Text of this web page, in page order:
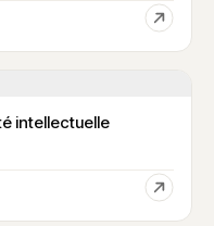
intellectuelle